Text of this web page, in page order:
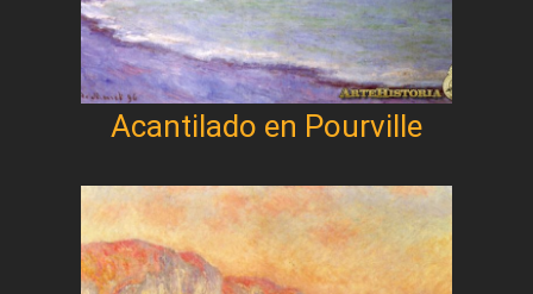
Acantilado en Pourville